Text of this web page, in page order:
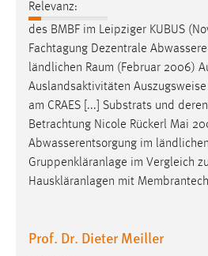
Relevanz:
des BMBF im Leipziger KUBUS
Fachtagung Dezentrale
ländlichen Raum (Februar 2006)
Auslandsaktivitäten
am CRAES [...] Substrats und
Betrachtung Nicole Rückerl Mai
Abwasserentsorgung im ländlichen
Gruppenkläranlage im Vergleich
Hauskläranlagen mit
Prof. Dr. Dieter Meiller